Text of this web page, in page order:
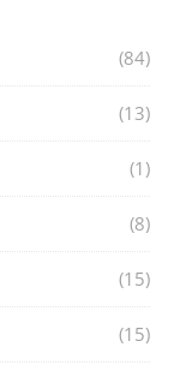
(84)
(13)
(1)
(8)
(15)
(15)